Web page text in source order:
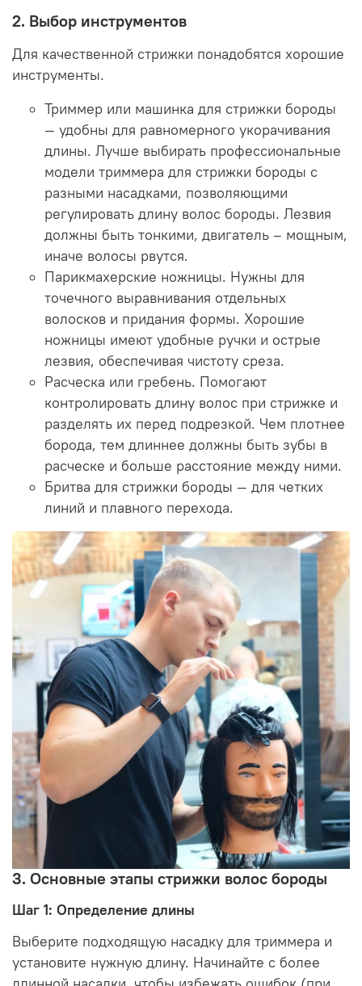
2. Выбор инструментов
Для качественной стрижки понадобятся хорошие
инструменты.
Триммер или машинка для стрижки бороды
— удобны для равномерного укорачивания
длины. Лучше выбирать профессиональные
модели триммера для стрижки бороды с
разными насадками, позволяющими
регулировать длину волос бороды. Лезвия
должны быть тонкими, двигатель – мощным,
иначе волосы рвутся.
Парикмахерские ножницы. Нужны для
точечного выравнивания отдельных
волосков и придания формы. Хорошие
ножницы имеют удобные ручки и острые
лезвия, обеспечивая чистоту среза.
Расческа или гребень. Помогают
контролировать длину волос при стрижке и
разделять их перед подрезкой. Чем плотнее
борода, тем длиннее должны быть зубы в
расческе и больше расстояние между ними.
Бритва для стрижки бороды — для четких
линий и плавного перехода.
3. Основные этапы стрижки волос бороды
Шаг 1: Определение длины
Выберите подходящую насадку для триммера и
установите нужную длину. Начинайте с более